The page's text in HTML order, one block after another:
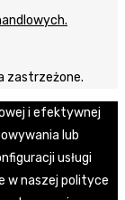
zastrzeżone.
i efektywnej
lub
usługi
w naszej polityce